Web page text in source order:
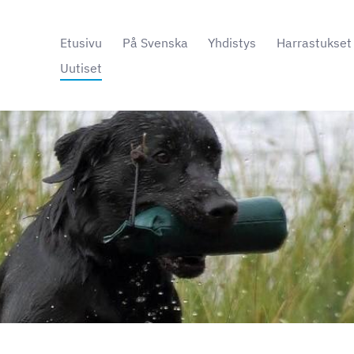
Etusivu På Svenska Yhdistys
Harrastukset
Uutiset